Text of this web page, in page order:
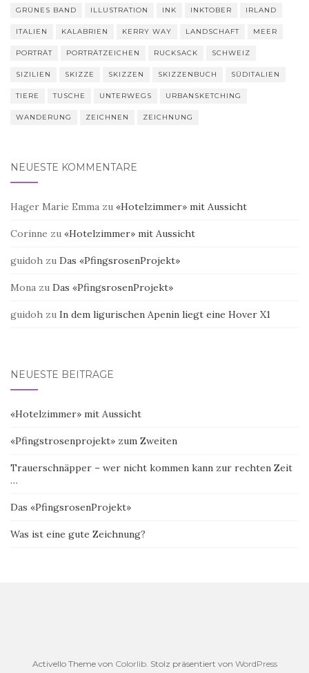
GRÜNES BAND ILLUSTRATION INK INKTOBER IRLAND
ITALIEN KALABRIEN KERRY WAY LANDSCHAFT MEER
PORTRÄT PORTRÄTZEICHEN RUCKSACK SCHWEIZ
SIZILIEN SKIZZE SKIZZEN SKIZZENBUCH SÜDITALIEN
TIERE TUSCHE UNTERWEGS URBANSKETCHING
WANDERUNG ZEICHNEN ZEICHNUNG
NEUESTE KOMMENTARE
Hager Marie Emma zu «Hotelzimmer» mit Aussicht
Corinne zu «Hotelzimmer» mit Aussicht
guidoh zu Das «PfingsrosenProjekt»
Mona zu Das «PfingsrosenProjekt»
guidoh zu In dem ligurischen Apenin liegt eine Hover X1
NEUESTE BEITRÄGE
«Hotelzimmer» mit Aussicht
«Pfingstrosenprojekt» zum Zweiten
Trauerschnäpper – wer nicht kommen kann zur rechten Zeit
…
Das «PfingsrosenProjekt»
Was ist eine gute Zeichnung?
Activello Theme von Colorlib. Stolz präsentiert von WordPress